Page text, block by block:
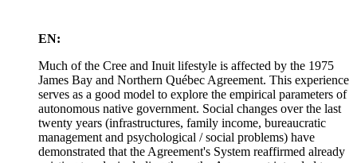
EN:
Much of the Cree and Inuit lifestyle is affected by the 1975
James Bay and Northern Québec Agreement. This experience
serves as a good model to explore the empirical parameters of
autonomous native government. Social changes over the last
twenty years (infrastructures, family income, bureaucratic
management and psychological / social problems) have
demonstrated that the Agreement's System reaffirmed already